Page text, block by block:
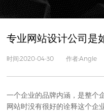
专业网站设计公司是
时间:2020-04-30 作者:Angle
一个企业的品牌内涵，是整个
网站时没有很好的诠释这个企